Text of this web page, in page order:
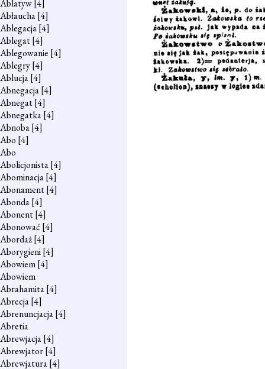
Ablatyw[4]
Abłaucha[4]
Ablegacja[4]
Ablegat[4]
Ablegowanie [4]
Ablegry[4]
Ablucja[4]
Abnegacja[4]
Abnegat[4]
Abnegatka[4]
Abnoba[4]
Abo [4]
Abo
Abolicjonista[4]
Abominacja[4]
Abonament[4]
Abonda[4]
Abonent[4]
Abonować [4]
Abordaż[4]
Aborygieni[4]
Abowiem[4]
Abowiem
Abrahamita[4]
Abrecja[4]
Abrenuncjacja[4]
Abretia
Abrewjacja[4]
Abrewjator[4]
Abrewjatura[4]